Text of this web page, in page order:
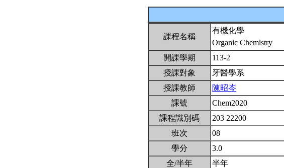
課程名稱
有機化學
Organic Chemistry
開課學期
113-2
授課對象
牙醫學系
授課教師
陳昭岑
課號
Chem2020
課程識別碼
203 22200
班次
08
學分
3.0
全/半年
半年